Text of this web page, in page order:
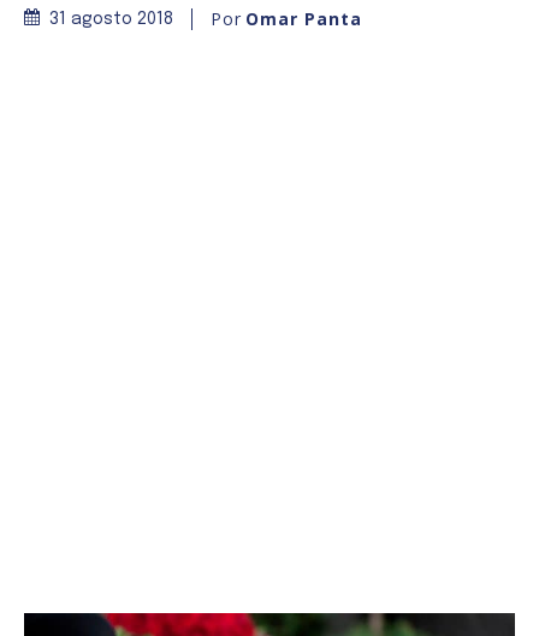
31 agosto 2018 Por Omar Panta